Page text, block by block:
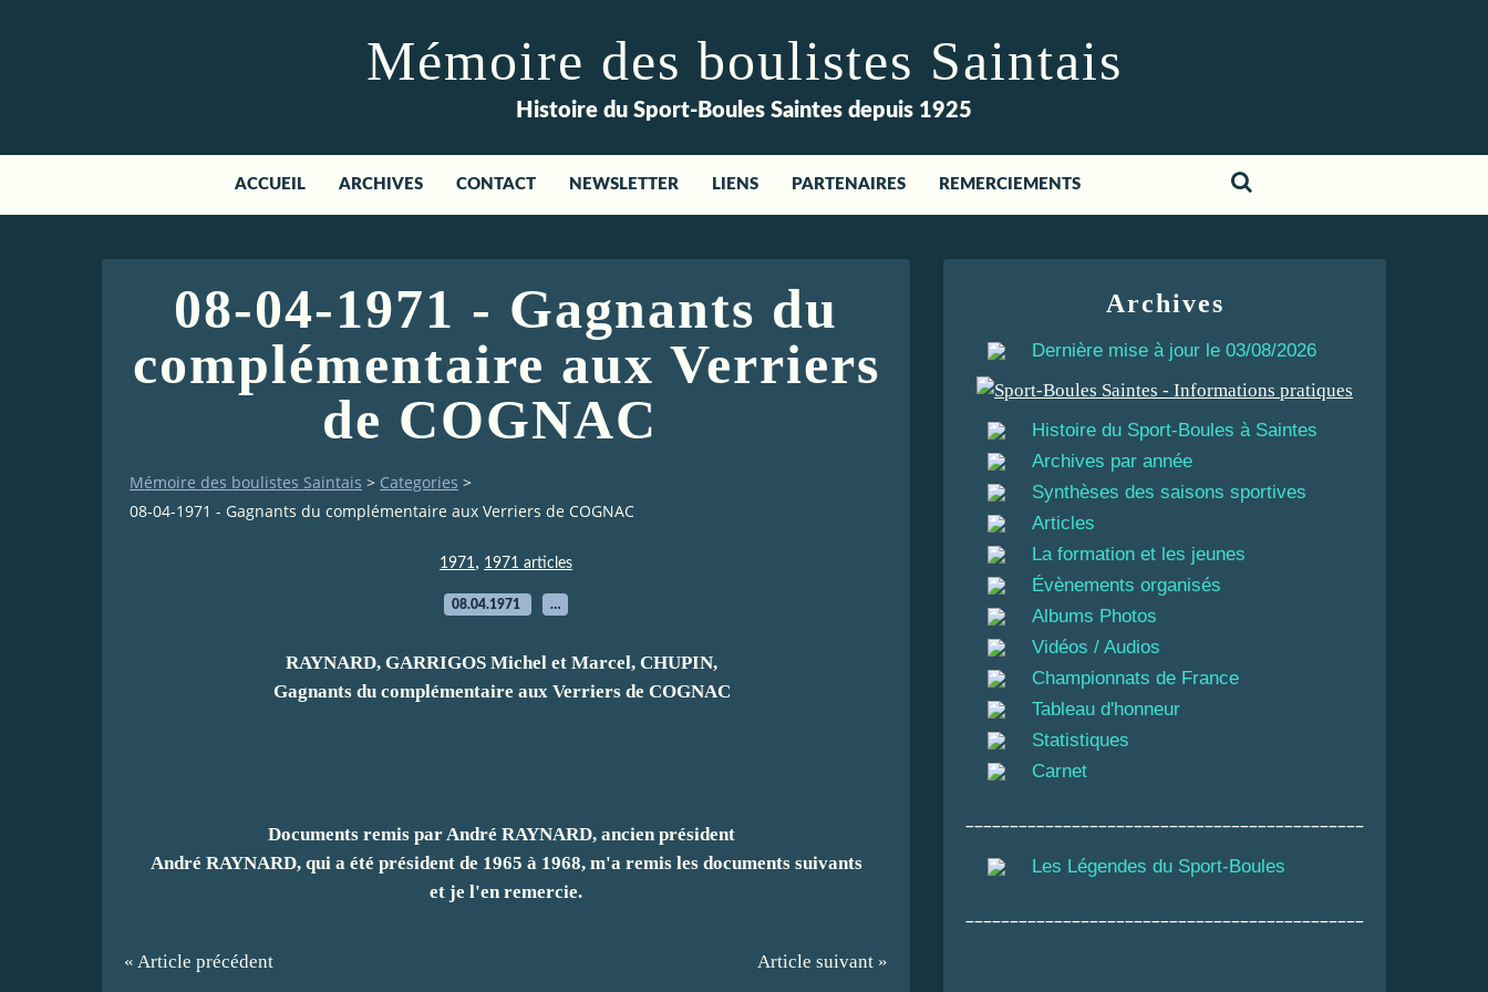
Mémoire des boulistes Saintais
Histoire du Sport-Boules Saintes depuis 1925
ACCUEIL ARCHIVES CONTACT NEWSLETTER LIENS PARTENAIRES REMERCIEMENTS
08-04-1971 - Gagnants du
complémentaire aux Verriers
de COGNAC
Mémoire des boulistes Saintais > Categories >
08-04-1971 - Gagnants du complémentaire aux Verriers de COGNAC
1971 , 1971 articles
08.04.1971 …
RAYNARD, GARRIGOS Michel et Marcel, CHUPIN,
Gagnants du complémentaire aux Verriers de COGNAC
Documents remis par André RAYNARD, ancien président
André RAYNARD, qui a été président de 1965 à 1968, m'a remis les documents suivants
et je l'en remercie.
« Article précédent Article suivant »
Archives
Dernière mise à jour le 03/08/2026
Histoire du Sport-Boules à Saintes
Archives par année
Synthèses des saisons sportives
Articles
La formation et les jeunes
Évènements organisés
Albums Photos
Vidéos / Audios
Championnats de France
Tableau d'honneur
Statistiques
Carnet
Les Légendes du Sport-Boules